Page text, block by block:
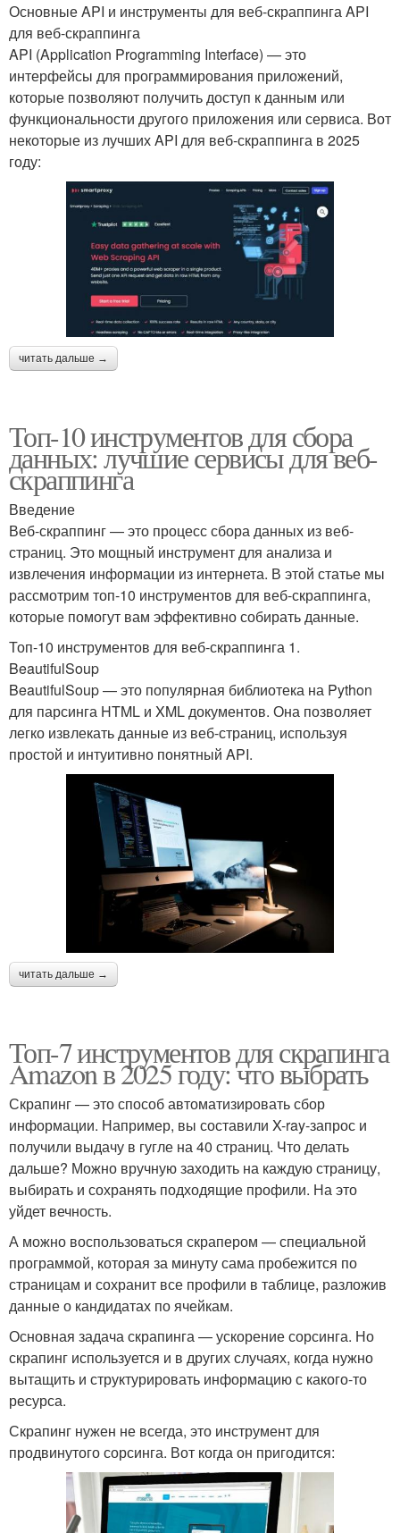
Основные API и инструменты для веб-скраппинга API
для веб-скраппинга
API (Application Programming Interface) — это
интерфейсы для программирования приложений,
которые позволяют получить доступ к данным или
функциональности другого приложения или сервиса. Вот
некоторые из лучших API для веб-скраппинга в 2025
году:
читать дальше →
Топ-10 инструментов для сбора
данных: лучшие сервисы для веб-
скраппинга
Введение
Веб-скраппинг — это процесс сбора данных из веб-
страниц. Это мощный инструмент для анализа и
извлечения информации из интернета. В этой статье мы
рассмотрим топ-10 инструментов для веб-скраппинга,
которые помогут вам эффективно собирать данные.
Топ-10 инструментов для веб-скраппинга 1.
BeautifulSoup
BeautifulSoup — это популярная библиотека на Python
для парсинга HTML и XML документов. Она позволяет
легко извлекать данные из веб-страниц, используя
простой и интуитивно понятный API.
читать дальше →
Топ-7 инструментов для скрапинга
Amazon в 2025 году: что выбрать
Скрапинг — это способ автоматизировать сбор
информации. Например, вы составили X-ray-запрос и
получили выдачу в гугле на 40 страниц. Что делать
дальше? Можно вручную заходить на каждую страницу,
выбирать и сохранять подходящие профили. На это
уйдет вечность.
А можно воспользоваться скрапером — специальной
программой, которая за минуту сама пробежится по
страницам и сохранит все профили в таблице, разложив
данные о кандидатах по ячейкам.
Основная задача скрапинга — ускорение сорсинга. Но
скрапинг используется и в других случаях, когда нужно
вытащить и структурировать информацию с какого-то
ресурса.
Скрапинг нужен не всегда, это инструмент для
продвинутого сорсинга. Вот когда он пригодится: